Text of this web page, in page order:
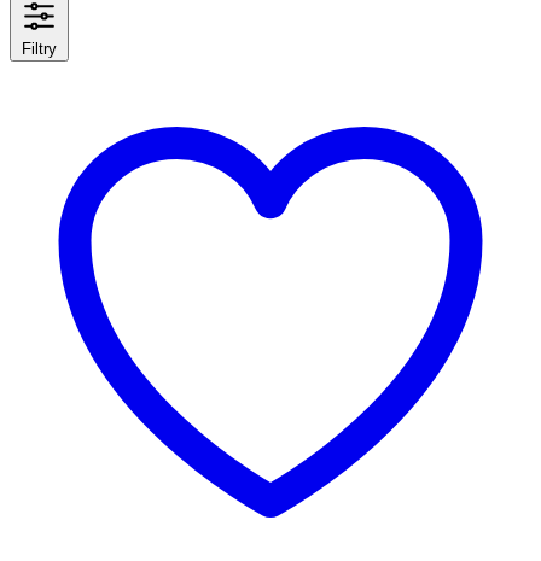
Filtry